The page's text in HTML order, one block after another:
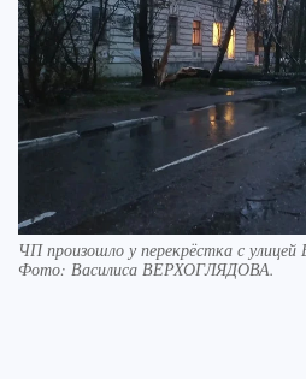
ЧП произошло у перекрёстка с улицей
Фото: Василиса ВЕРХОГЛЯДОВА.